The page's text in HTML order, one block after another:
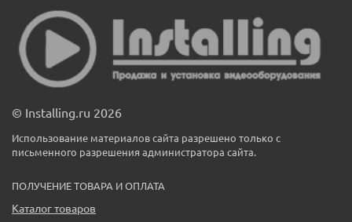
© Installing.ru 2026
Использование материалов сайта разрешено только с
письменного разрешения администратора сайта.
ПОЛУЧЕНИЕ ТОВАРА И ОПЛАТА
Каталог товаров